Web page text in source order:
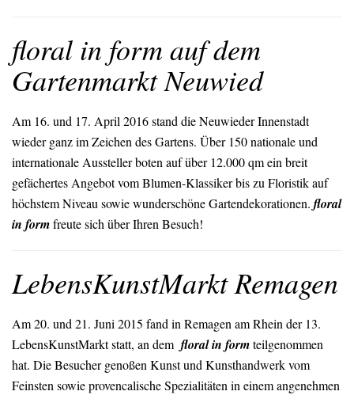
floral in form auf dem
Gartenmarkt Neuwied
Am 16. und 17. April 2016 stand die Neuwieder Innenstadt
wieder ganz im Zeichen des Gartens. Über 150 nationale und
internationale Aussteller boten auf über 12.000 qm ein breit
gefächertes Angebot vom Blumen-Klassiker bis zu Floristik auf
höchstem Niveau sowie wunderschöne Gartendekorationen. floral
in formfreute sich über Ihren Besuch!
LebensKunstMarkt Remagen
Am 20. und 21. Juni 2015 fand in Remagen am Rhein der 13.
LebensKunstMarkt statt, an dem floral in formteilgenommen
hat. Die Besucher genoßen Kunst und Kunsthandwerk vom
Feinsten sowie provencalische Spezialitäten in einem angenehmen